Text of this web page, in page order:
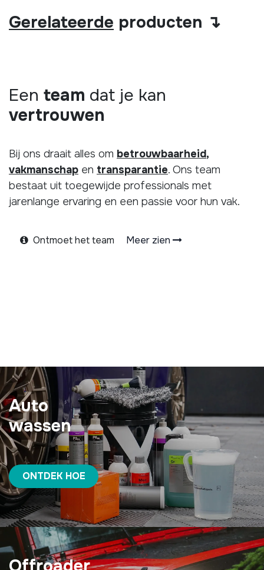
Gerelateerde producten ↴
Een team dat je kan
vertrouwen
Bij ons draait alles om betrouwbaarheid,
vakmanschap en transparantie. Ons team
bestaat uit toegewijde professionals met
jarenlange ervaring en een passie voor hun vak.
Ontmoet het team Meer zien
Auto
wassen
ONTDEK HOE